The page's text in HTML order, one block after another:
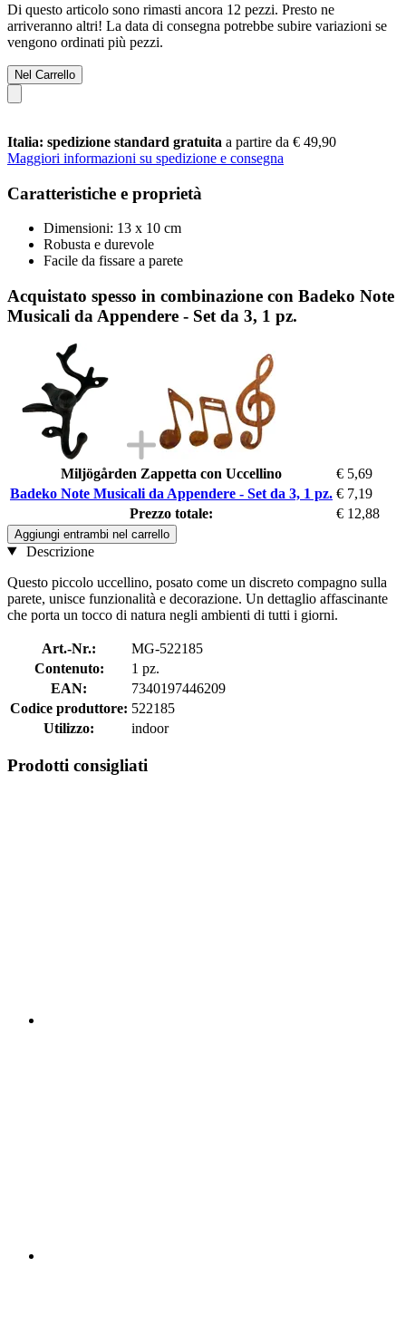
Di questo articolo sono rimasti ancora 12 pezzi. Presto ne
arriveranno altri! La data di consegna potrebbe subire variazioni se
vengono ordinati più pezzi.
Nel Carrello
Italia: spedizione standard gratuita a partire da € 49,90
Maggiori informazioni su spedizione e consegna
Caratteristiche e proprietà
Dimensioni: 13 x 10 cm
Robusta e durevole
Facile da fissare a parete
Acquistato spesso in combinazione con Badeko Note
Musicali da Appendere - Set da 3, 1 pz.
Miljögården Zappetta con Uccellino
€ 5,69
Badeko Note Musicali da Appendere - Set da 3, 1 pz. € 7,19
Prezzo totale:
€ 12,88
Aggiungi entrambi nel carrello
Descrizione
Questo piccolo uccellino, posato come un discreto compagno sulla
parete, unisce funzionalità e decorazione. Un dettaglio affascinante
che porta un tocco di natura negli ambienti di tutti i giorni.
Art.-Nr.:
MG-522185
Contenuto:
1 pz.
EAN:
7340197446209
Codice produttore: 522185
Utilizzo:
indoor
Prodotti consigliati